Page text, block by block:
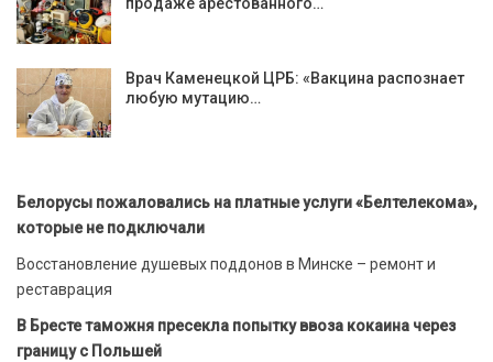
Врач Каменецкой ЦРБ: «Вакцина распознает
любую мутацию…
Белорусы пожаловались на платные услуги «Белтелекома»,
которые не подключали
Восстановление душевых поддонов в Минске – ремонт и
реставрация
В Бресте таможня пресекла попытку ввоза кокаина через
границу с Польшей